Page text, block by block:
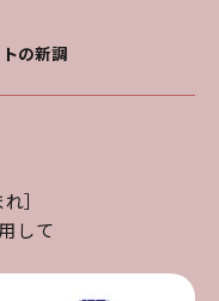
の新調
］
して